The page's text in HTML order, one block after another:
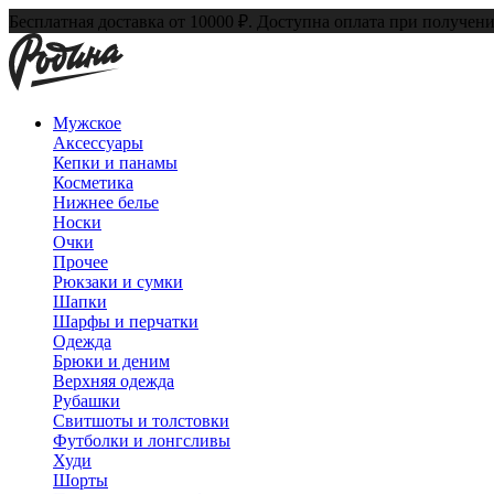
Бесплатная доставка от 10000 ₽. Доступна оплата при
Мужское
Аксессуары
Кепки и панамы
Косметика
Нижнее белье
Носки
Очки
Прочее
Рюкзаки и сумки
Шапки
Шарфы и перчатки
Одежда
Брюки и деним
Верхняя одежда
Рубашки
Свитшоты и толстовки
Футболки и лонгсливы
Худи
Шорты